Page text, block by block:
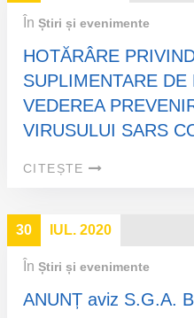
În Știri și evenimente
HOTĂRÂRE
SUPLIMENTARE
VEDEREA
VIRUSULUI SARS
CITEȘTE
30 IUL. 2020
În Știri și evenimente
ANUNȚ aviz S.G.A.